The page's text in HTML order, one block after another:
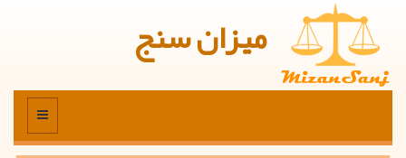
میزان سنج
منو